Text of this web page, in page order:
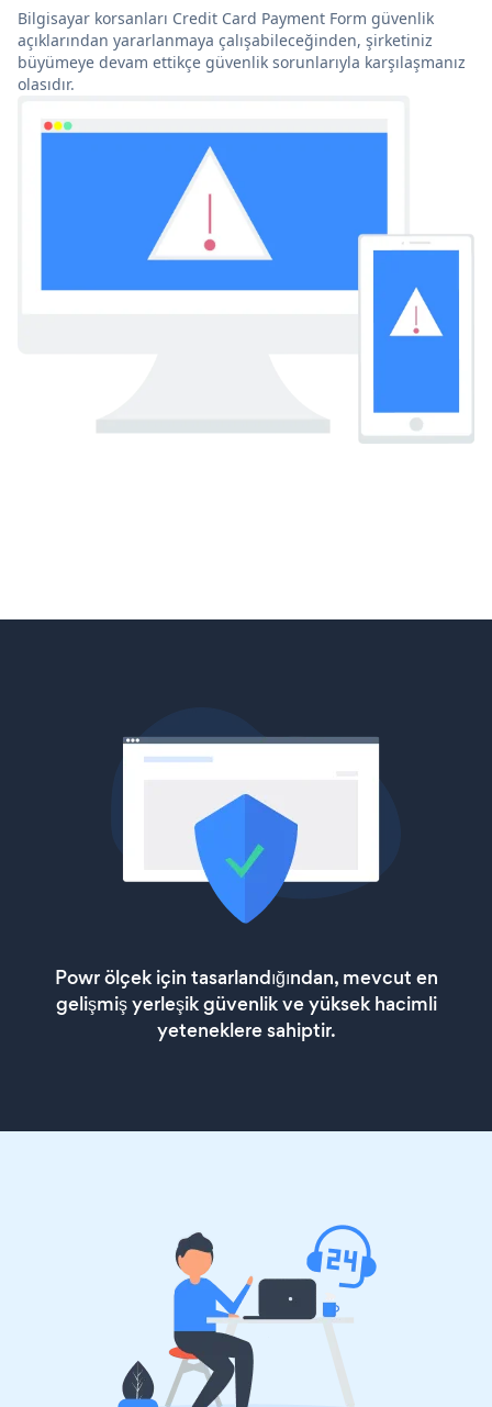
Bilgisayar korsanları Credit Card Payment Form güvenlik
açıklarından yararlanmaya çalışabileceğinden, şirketiniz
büyümeye devam ettikçe güvenlik sorunlarıyla karşılaşmanız
olasıdır.
Powr ölçek için tasarlandığından, mevcut en
gelişmiş yerleşik güvenlik ve yüksek hacimli
yeteneklere sahiptir.